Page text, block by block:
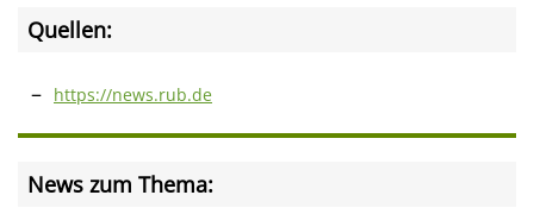
Quellen:
https://news.rub.de
News zum Thema: